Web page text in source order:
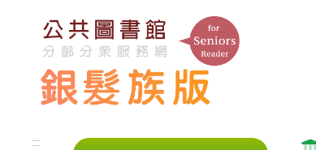
:::